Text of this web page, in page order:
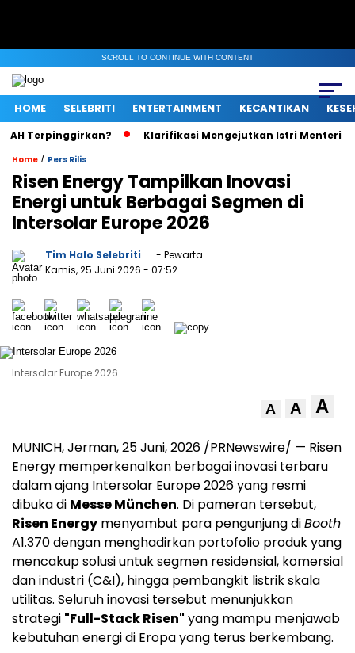
SCROLL TO CONTINUE WITH CONTENT
HOME SELEBRITI ENTERTAINMENT KECANTIKAN
Klarifikasi Mengejutkan Istri Menteri UMKM
Home / Pers Rilis
Risen Energy Tampilkan Inovasi
Energi untuk Berbagai Segmen di
Intersolar Europe 2026
Tim Halo Selebriti
- Pewarta
Kamis, 25 Juni 2026 - 07:52
Intersolar Europe 2026
A A A
MUNICH, Jerman,25 Juni, 2026 /PRNewswire/ — Risen
Energy memperkenalkan berbagai inovasi terbaru
dalam ajang Intersolar Europe 2026 yang resmi
dibuka di Messe München. Di pameran tersebut,
Risen Energy menyambut para pengunjung diBooth
A1.370 dengan menghadirkan portofolio produk yang
mencakup solusi untuk segmen residensial, komersial
dan industri (C&I), hingga pembangkit listrik skala
utilitas. Seluruh inovasi tersebut menunjukkan
strategi "Full-Stack Risen" yang mampu menjawab
kebutuhan energi di Eropa yang terus berkembang.